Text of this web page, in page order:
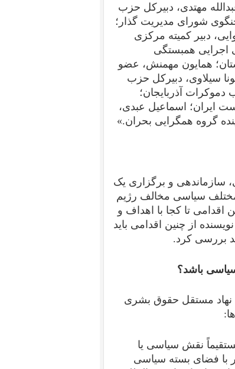
مهتدی، دبیرکل حزب
شورای مدیریت گذار؛
دبیر کمیته مرکزی
اجرایی همبستگی
همایون مهمنش، عضو
سیلاوی، دبیرکل حزب
آذربایجان؛
ایران؛ اسماعیل عبدی،
گروه همگرایی بحران.»
سازماندهی و برگزاری یک
سیاسی مخالف رژیم
تا کجا با اهداف و
از چنین اقدامی باید
بررسی کرد.
باشد؟
مستقل حقوق بشری
نقش سیاسی یا
با فضای بسته سیاسی